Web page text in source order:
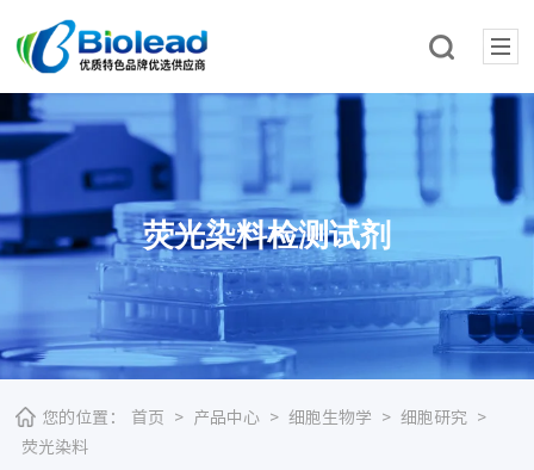
荧光染料检测试剂
您的位置： 首页 > 产品中心 > 细胞生物学 > 细胞研究
>
荧光染料